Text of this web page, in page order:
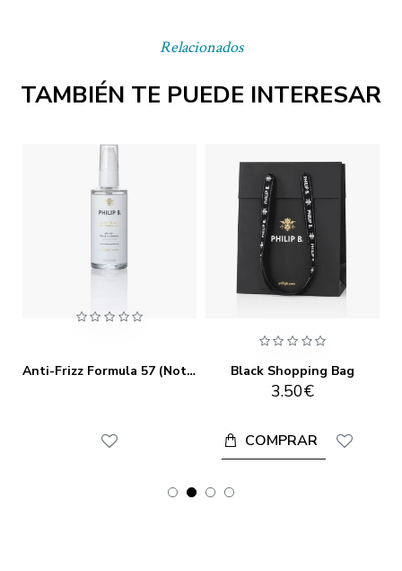
Relacionados
TAMBIÉN TE PUEDE INTERESAR
Anti-Frizz Formula 57 (Not Available in the EU/UK/Australia) Black Shopping Bag
3.50€
COMPRAR